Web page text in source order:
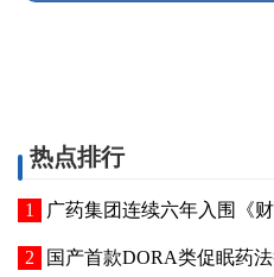
热点排行
广药集团连续六年入围《
国产首款DORA类促眠药法赞